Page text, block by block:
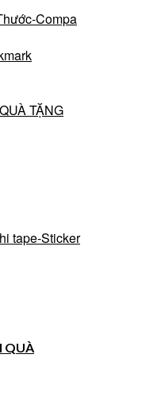
Compa
TẶNG
tape-Sticker
QUÀ